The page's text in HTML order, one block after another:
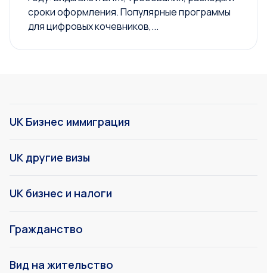
сроки оформления. Популярные программы
для цифровых кочевников,...
UK Бизнес иммиграция
UK другие визы
UK бизнес и налоги
Гражданство
Вид на жительство